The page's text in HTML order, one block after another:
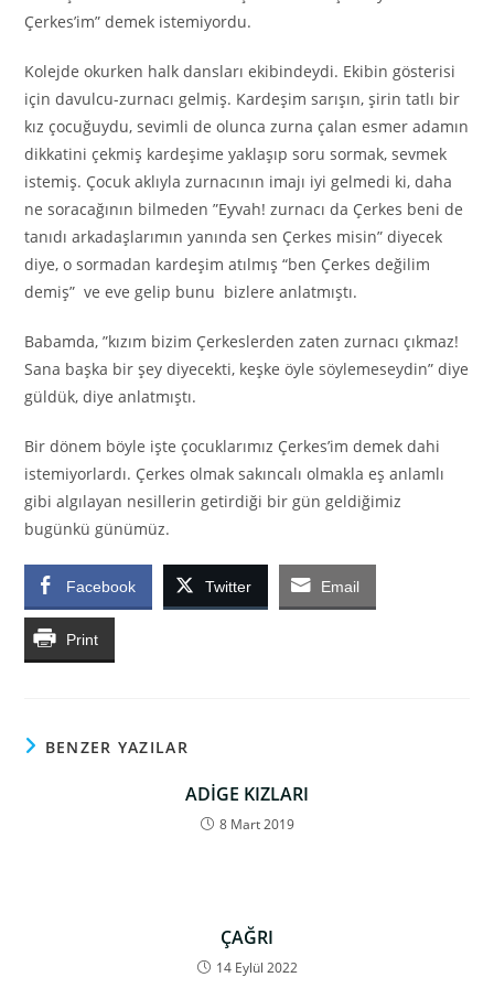
Çerkes’im” demek istemiyordu.
Kolejde okurken halk dansları ekibindeydi. Ekibin gösterisi
için davulcu-zurnacı gelmiş. Kardeşim sarışın, şirin tatlı bir
kız çocuğuydu, sevimli de olunca zurna çalan esmer adamın
dikkatini çekmiş kardeşime yaklaşıp soru sormak, sevmek
istemiş. Çocuk aklıyla zurnacının imajı iyi gelmedi ki, daha
ne soracağının bilmeden ”Eyvah! zurnacı da Çerkes beni de
tanıdı arkadaşlarımın yanında sen Çerkes misin” diyecek
diye, o sormadan kardeşim atılmış “ben Çerkes değilim
demiş” ve eve gelip bunu bizlere anlatmıştı.
Babamda, ”kızım bizim Çerkeslerden zaten zurnacı çıkmaz!
Sana başka bir şey diyecekti, keşke öyle söylemeseydin” diye
güldük, diye anlatmıştı.
Bir dönem böyle işte çocuklarımız Çerkes’im demek dahi
istemiyorlardı. Çerkes olmak sakıncalı olmakla eş anlamlı
gibi algılayan nesillerin getirdiği bir gün geldiğimiz
bugünkü günümüz.
Facebook Twitter Email
Print
BENZER YAZILAR
ADİGE KIZLARI
8 Mart 2019
ÇAĞRI
14 Eylül 2022